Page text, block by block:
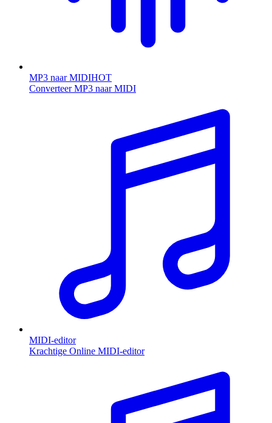
MP3 naar MIDIHOT
Converteer MP3 naar MIDI
MIDI-editor
Krachtige Online MIDI-editor